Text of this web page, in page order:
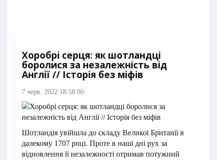
Хоробрі серця: як шотландці
боролися за незалежність від
Англії // Історія без міфів
7 черв. 2022 18:58:00
Шотландія увійшла до складу Великої Британії в
далекому 1707 році. Проте в наші дні рух за
відновлення її незалежності отримав потужний